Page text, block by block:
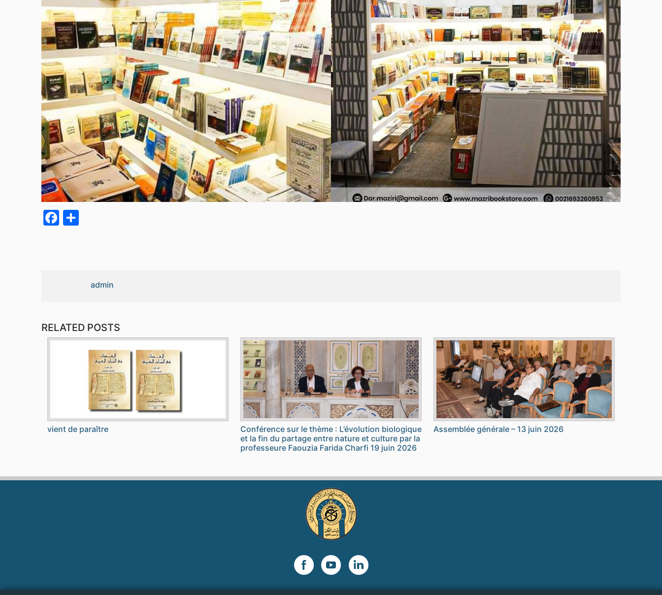
Facebook
admin
RELATED POSTS
vient de paraître
Conférence sur le thème : L’évolution biologique
et la fin du partage entre nature et culture par la
professeure Faouzia Farida Charfi 19 juin 2026
Assemblée générale – 13 juin 2026